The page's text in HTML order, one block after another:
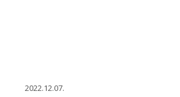
2022.12.07.